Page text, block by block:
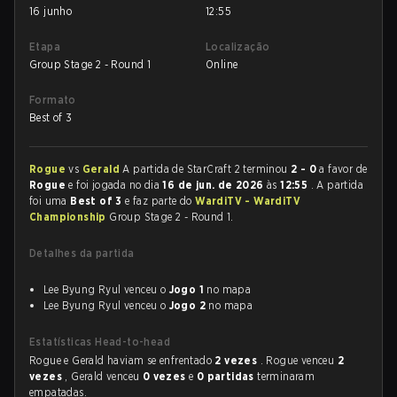
16 junho
12:55
Etapa
Group Stage 2 - Round 1
Localização
Online
Formato
Best of 3
Roguevs GeraldA partida de StarCraft 2 terminou 2 - 0 a favor de
Roguee foi jogada no dia16 de jun. de 2026às12:55 . A partida
foi uma Best of 3e faz parte doWardiTV - WardiTV
Championship Group Stage 2 - Round 1.
Detalhes da partida
Lee Byung Ryul venceu o Jogo 1 no mapa
Lee Byung Ryul venceu o Jogo 2 no mapa
Estatísticas Head-to-head
Rogue e Gerald haviam se enfrentado 2 vezes . Rogue venceu 2
vezes , Gerald venceu 0 vezese 0 partidasterminaram
empatadas.